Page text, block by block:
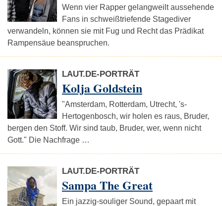
Wenn vier Rapper gelangweilt aussehende
Fans in schweißtriefende Stagediver
verwandeln, können sie mit Fug und Recht das Prädikat
Rampensäue beanspruchen.
LAUT.DE-PORTRÄT
Kolja Goldstein
"Amsterdam, Rotterdam, Utrecht, 's-
Hertogenbosch, wir holen es raus, Bruder,
bergen den Stoff. Wir sind taub, Bruder, wer, wenn nicht
Gott." Die Nachfrage …
LAUT.DE-PORTRÄT
Sampa The Great
Ein jazzig-souliger Sound, gepaart mit